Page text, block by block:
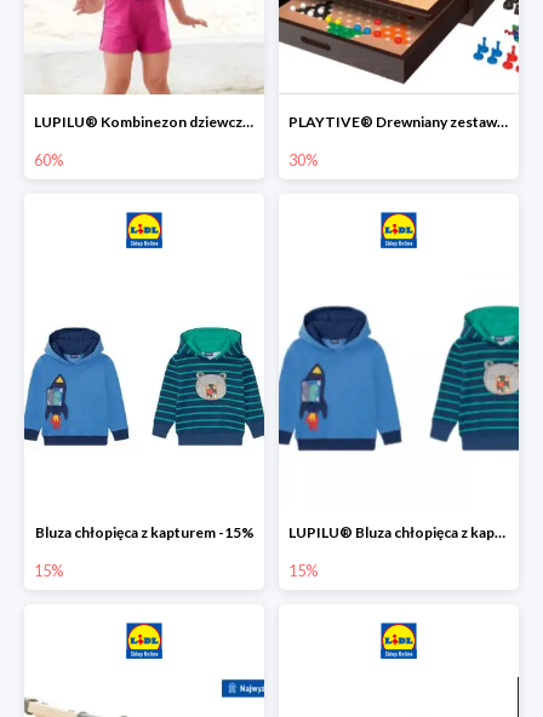
LUPILU® Kombinezon dziewczęcy z bawełny
60%
PLAYTIVE® Drewniany zestaw gier 10 w 1
30%
Bluza chłopięca z kapturem -15%
15%
LUPILU® Bluza chłopięca z kapturem
15%